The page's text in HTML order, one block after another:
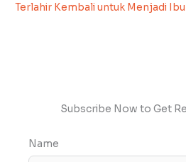
Terlahir Kembali untuk Menjadi
Subscribe Now to Get
Name